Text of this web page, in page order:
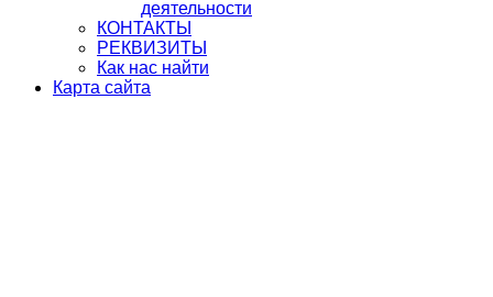
деятельности
КОНТАКТЫ
РЕКВИЗИТЫ
Как нас найти
Карта сайта